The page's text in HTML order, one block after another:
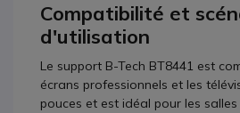
Compatibilité et
d'utilisation
Le support B-Tech BT8441 est
écrans professionnels et les
pouces et est idéal pour les